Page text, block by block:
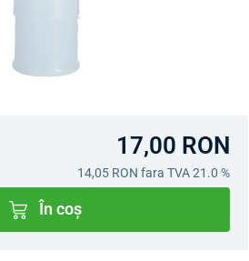
17,00 RON
14,05 RON fara TVA 21.0 %
În coș